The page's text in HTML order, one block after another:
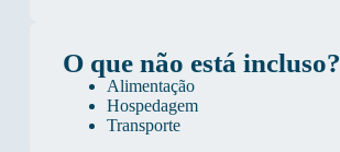
O que não está incluso?
Alimentação
Hospedagem
Transporte